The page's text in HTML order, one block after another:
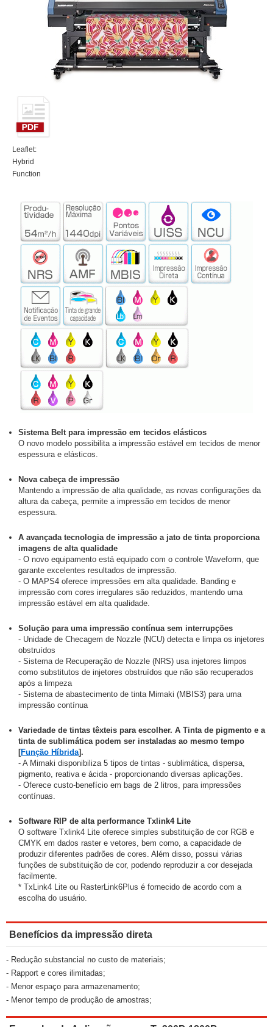
Leaflet:
Hybrid
Function
Sistema Belt para impressão em tecidos elásticos
O novo modelo possibilita a impressão estável em tecidos de menor
espessura e elásticos.
Nova cabeça de impressão
Mantendo a impressão de alta qualidade, as novas configurações da
altura da cabeça, permite a impressão em tecidos de menor
espessura.
A avançada tecnologia de impressão a jato de tinta proporciona
imagens de alta qualidade
- O novo equipamento está equipado com o controle Waveform, que
garante excelentes resultados de impressão.
- O MAPS4 oferece impressões em alta qualidade. Banding e
impressão com cores irregulares são reduzidos, mantendo uma
impressão estável em alta qualidade.
Solução para uma impressão contínua sem interrupções
- Unidade de Checagem de Nozzle (NCU) detecta e limpa os injetores
obstruídos
- Sistema de Recuperação de Nozzle (NRS) usa injetores limpos
como substitutos de injetores obstruídos que não são recuperados
após a limpeza
- Sistema de abastecimento de tinta Mimaki (MBIS3) para uma
impressão contínua
Variedade de tintas têxteis para escolher. A Tinta de pigmento e a
tinta de sublimática podem ser instaladas ao mesmo tempo
[Função Híbrida].
- A Mimaki disponibiliza 5 tipos de tintas - sublimática, dispersa,
pigmento, reativa e ácida - proporcionando diversas aplicações.
- Oferece custo-benefício em bags de 2 litros, para impressões
contínuas.
Software RIP de alta performance Txlink4 Lite
O software Txlink4 Lite oferece simples substituição de cor RGB e
CMYK em dados raster e vetores, bem como, a capacidade de
produzir diferentes padrões de cores. Além disso, possui várias
funções de substituição de cor, podendo reproduzir a cor desejada
facilmente.
* TxLink4 Lite ou RasterLink6Plus é fornecido de acordo com a
escolha do usuário.
Benefícios da impressão direta
- Redução substancial no custo de materiais;
- Rapport e cores ilimitadas;
- Menor espaço para armazenamento;
- Menor tempo de produção de amostras;